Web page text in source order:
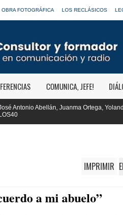
OBRA FOTOGRÁFICA LOS RECLÁSICOS
COMUNICA, JEFE!
Yolanda Valencia y Frank Blanco regresan
IMPRIMIR
a mi abuelo”